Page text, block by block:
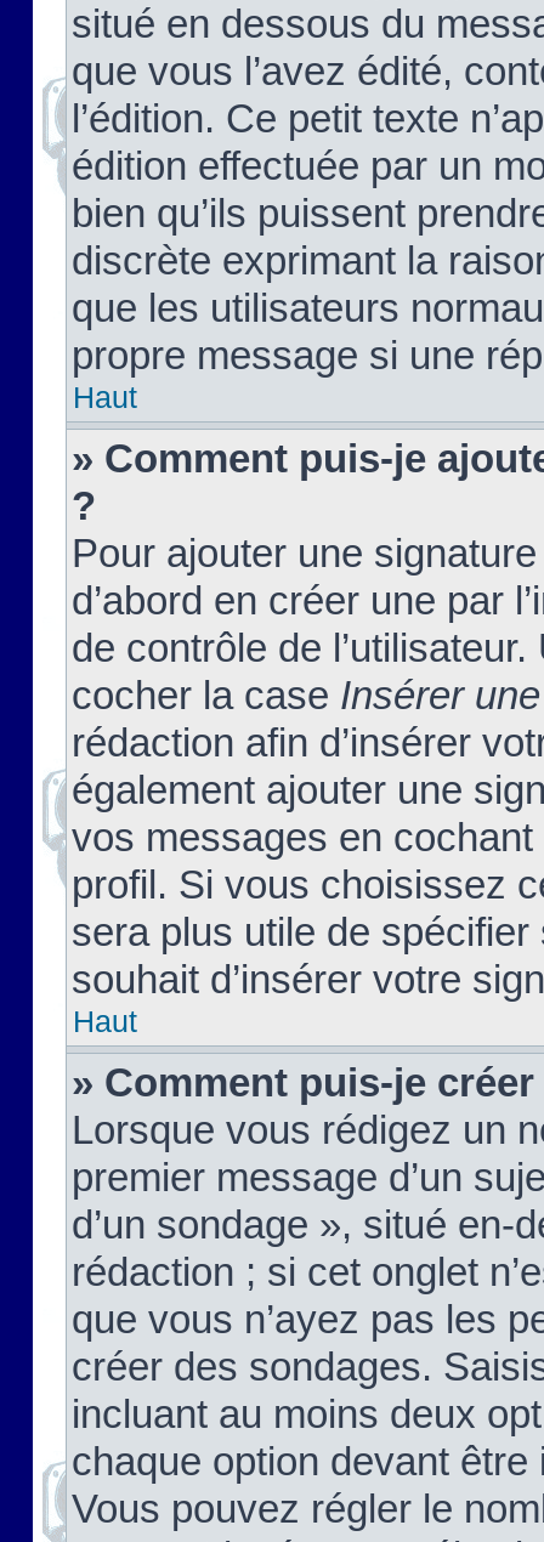
situé en dessous du
que vous l’avez édité,
l’édition. Ce petit texte
édition effectuée par un
bien qu’ils puissent
discrète exprimant la
que les utilisateurs
propre message si une
Haut
» Comment puis-je
?
Pour ajouter une
d’abord en créer une par
de contrôle de
cocher la case Insérer
rédaction afin d’insérer
également ajouter une
vos messages en
profil. Si vous choisissez
sera plus utile de
souhait d’insérer votre
Haut
» Comment puis-je
Lorsque vous rédigez un
premier message d’un
d’un sondage », situé en-
rédaction ; si cet onglet
que vous n’ayez pas les
créer des sondages.
incluant au moins deux
chaque option devant
Vous pouvez régler le